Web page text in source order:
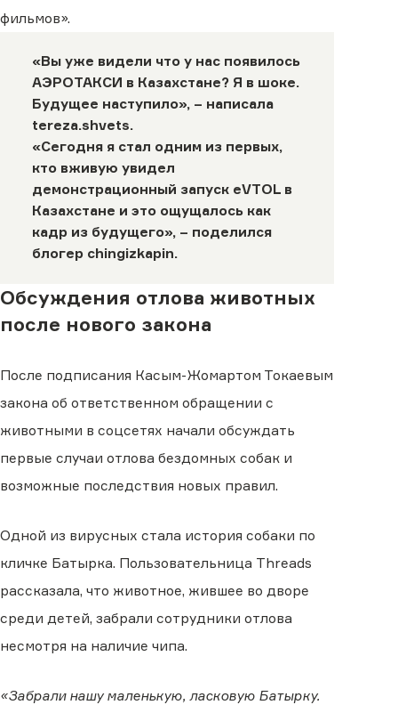
фильмов».
«Вы уже видели что у нас появилось
АЭРОТАКСИ в Казахстане? Я в шоке.
Будущее наступило», – написала
tereza.shvets.
«Сегодня я стал одним из первых,
кто вживую увидел
демонстрационный запуск eVTOL в
Казахстане и это ощущалось как
кадр из будущего», – поделился
блогер chingizkapin.
Обсуждения отлова животных
после нового закона
После подписания Касым-Жомартом Токаевым
закона об ответственном обращении с
животными в соцсетях начали обсуждать
первые случаи отлова бездомных собак и
возможные последствия новых правил.
Одной из вирусных стала история собаки по
кличке Батырка. Пользовательница Threads
рассказала, что животное, жившее во дворе
среди детей, забрали сотрудники отлова
несмотря на наличие чипа.
«Забрали нашу маленькую, ласковую Батырку.